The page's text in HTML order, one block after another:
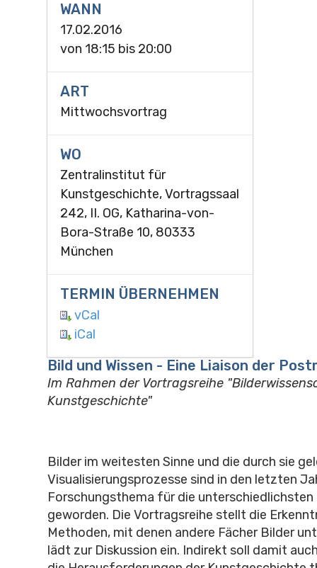
WANN
17.02.2016
von 18:15 bis 20:00
ART
Mittwochsvortrag
WO
Zentralinstitut für
Kunstgeschichte, Vortragssaal
242, II. OG, Katharina-von-
Bora-Straße 10, 80333
München
TERMIN ÜBERNEHMEN
vCal
iCal
Bild und Wissen - Eine Liaison der
Im Rahmen der Vortragsreihe
Kunstgeschichte"
Bilder im weitesten Sinne und die durch sie
Visualisierungsprozesse sind in den letzten
Forschungsthema für die unterschiedlichsten
geworden. Die Vortragsreihe stellt die
Methoden, mit denen andere Fächer Bilder
lädt zur Diskussion ein. Indirekt soll damit